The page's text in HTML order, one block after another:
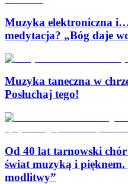
Muzyka elektroniczna
medytacja? „Bóg daje
Muzyka taneczna w
Posłuchaj tego!
Od 40 lat tarnowski
świat muzyką i pięknem.
modlitwy”